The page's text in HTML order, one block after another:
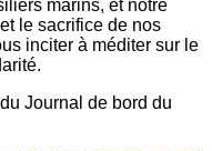
marins, et notre
le sacrifice de nos
inciter à méditer sur le
Journal de bord du